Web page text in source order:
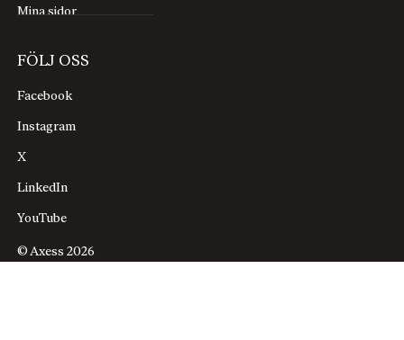
Mina sidor
FÖLJ OSS
Facebook
Instagram
X
LinkedIn
YouTube
© Axess 2026